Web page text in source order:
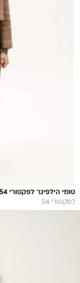
טומי הילפיגר לפקטורי 54 - ז'קט טוויד, 1,749 שקלים
לפקטורי 54